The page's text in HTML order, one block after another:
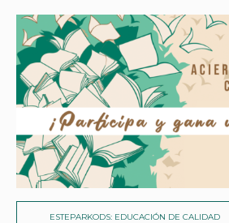
ESTEPARKODS: EDUCACIÓN DE CALIDAD